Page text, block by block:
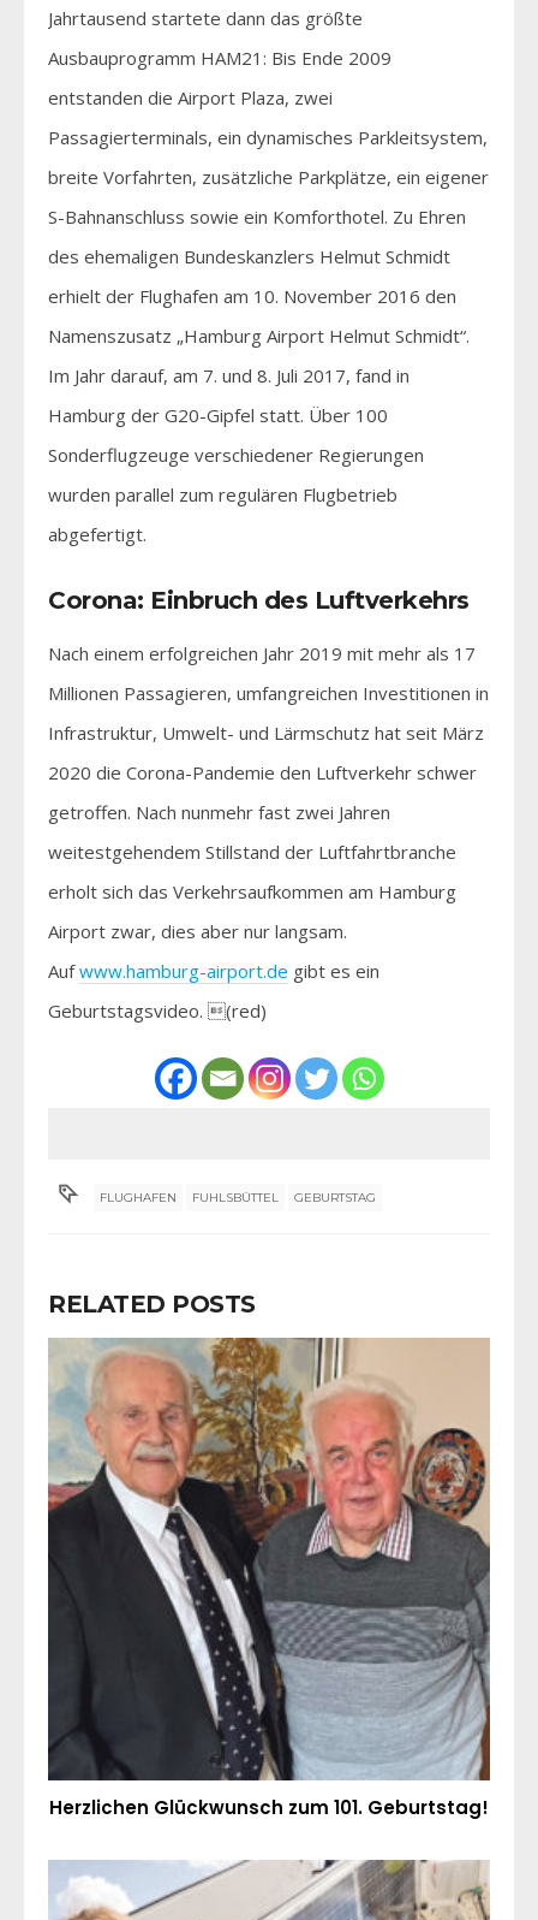
Jahrtausend startete dann das größte
Ausbauprogramm HAM21: Bis Ende 2009
entstanden die Airport Plaza, zwei
Passagierterminals, ein dynamisches Parkleitsystem,
breite Vorfahrten, zusätzliche Parkplätze, ein eigener
S-Bahnanschluss sowie ein Komforthotel. Zu Ehren
des ehemaligen Bundeskanzlers Helmut Schmidt
erhielt der Flughafen am 10. November 2016 den
Namenszusatz „Hamburg Airport Helmut Schmidt“.
Im Jahr darauf, am 7. und 8. Juli 2017, fand in
Hamburg der G20-Gipfel statt. Über 100
Sonderflugzeuge verschiedener Regierungen
wurden parallel zum regulären Flugbetrieb
abgefertigt.
Corona: Einbruch des Luftverkehrs
Nach einem erfolgreichen Jahr 2019 mit mehr als 17
Millionen Passagieren, umfangreichen Investitionen in
Infrastruktur, Umwelt- und Lärmschutz hat seit März
2020 die Corona-Pandemie den Luftverkehr schwer
getroffen. Nach nunmehr fast zwei Jahren
weitestgehendem Stillstand der Luftfahrtbranche
erholt sich das Verkehrsaufkommen am Hamburg
Airport zwar, dies aber nur langsam.
Aufwww.hamburg-airport.de gibt es ein
Geburtstagsvideo. (red)
FLUGHAFEN FUHLSBÜTTEL GEBURTSTAG
RELATED POSTS
Herzlichen Glückwunsch zum 101. Geburtstag!